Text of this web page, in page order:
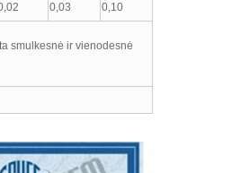
0,03 0,10
smulkesnė ir vienodesnė